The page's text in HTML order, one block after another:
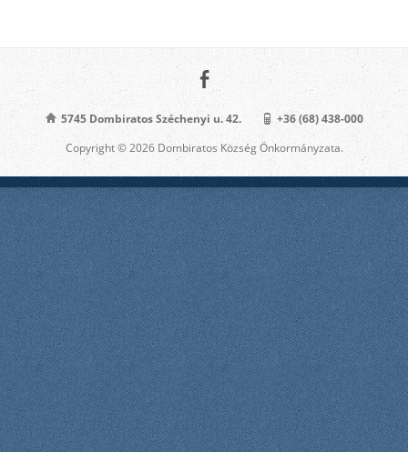
5745 Dombiratos Széchenyi u. 42. +36 (68) 438-000
Copyright © 2026 Dombiratos Község Önkormányzata.